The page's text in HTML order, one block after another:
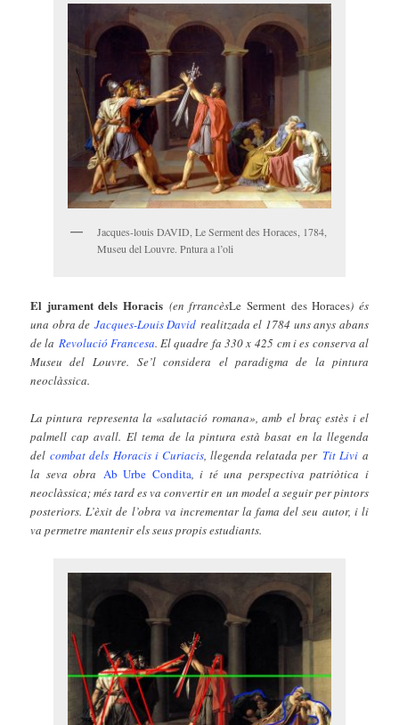
Jacques-louis DAVID, Le Serment des Horaces, 1784,
Museu del Louvre. Pntura a l’oli
El jurament dels Horacis (en frrancèsLe Serment des Horaces) és
una obra de Jacques-Louis David realitzada el 1784 uns anys abans
de la Revolució Francesa. El quadre fa 330 x 425 cm i es conserva al
Museu del Louvre. Se’l considera el paradigma de la pintura
neoclàssica.
La pintura representa la «salutació romana», amb el braç estès i el
palmell cap avall. El tema de la pintura està basat en la llegenda
delcombat dels Horacis i Curiacis, llegenda relatada per Tit Livia
la seva obra Ab Urbe Condita, i té una perspectiva patriòtica i
neoclàssica; més tard es va convertir en un model a seguir per pintors
posteriors. L’èxit de l’obra va incrementar la fama del seu autor, i li
va permetre mantenir els seus propis estudiants.